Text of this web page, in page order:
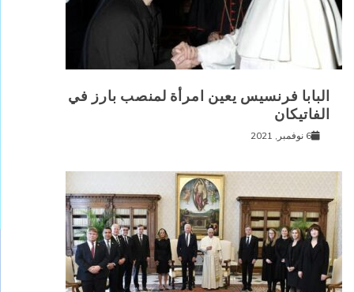
البابا فرنسيس يعين امرأة لمنصب بارز في
الفاتيكان
6 نوفمبر, 2021